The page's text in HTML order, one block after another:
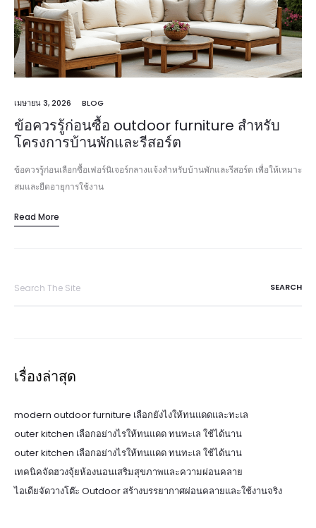
เมษายน 3, 2026 BLOG
ข้อควรรู้ก่อนซื้อ outdoor furniture สำหรับ
โครงการบ้านพักและรีสอร์ต
ข้อควรรู้ก่อนเลือกซื้อเฟอร์นิเจอร์กลางแจ้งสำหรับบ้านพักและรีสอร์ต เพื่อให้เหมาะ
สมและยืดอายุการใช้งาน
Read More
เรื่องล่าสุด
modern outdoor furniture เลือกยังไงให้ทนแดดและทะเล
outer kitchen เลือกอย่างไรให้ทนแดด ทนทะเล ใช้ได้นาน
outer kitchen เลือกอย่างไรให้ทนแดด ทนทะเล ใช้ได้นาน
เทคนิคจัดฮวงจุ้ยห้องนอนเสริมสุขภาพและความผ่อนคลาย
ไอเดียจัดวางโต๊ะ Outdoor สร้างบรรยากาศผ่อนคลายและใช้งานจริง